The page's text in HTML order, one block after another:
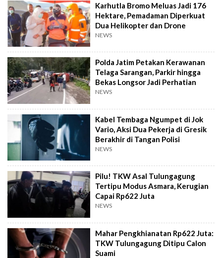
Karhutla Bromo Meluas Jadi 176
Hektare, Pemadaman Diperkuat
Dua Helikopter dan Drone
NEWS
Polda Jatim Petakan Kerawanan
Telaga Sarangan, Parkir hingga
Bekas Longsor Jadi Perhatian
NEWS
Kabel Tembaga Ngumpet di Jok
Vario, Aksi Dua Pekerja di Gresik
Berakhir di Tangan Polisi
NEWS
Pilu! TKW Asal Tulungagung
Tertipu Modus Asmara, Kerugian
Capai Rp622 Juta
NEWS
Mahar Pengkhianatan Rp622 Juta:
TKW Tulungagung Ditipu Calon
Suami